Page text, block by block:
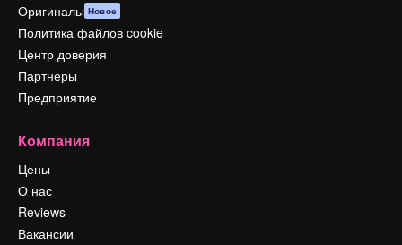
Оригиналы Новое
Политика файлов cookie
Центр доверия
Партнеры
Предприятие
Компания
Цены
О нас
Reviews
Вакансии